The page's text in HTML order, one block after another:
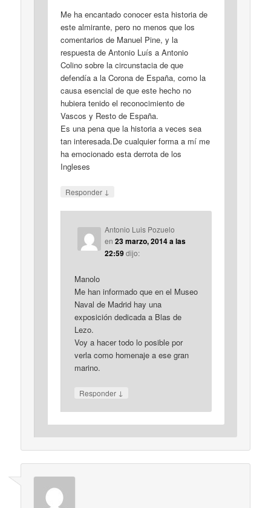
Me ha encantado conocer esta historia de
este almirante, pero no menos que los
comentarios de Manuel Pine, y la
respuesta de Antonio Luís a Antonio
Colino sobre la circunstacia de que
defendía a la Corona de España, como la
causa esencial de que este hecho no
hubiera tenido el reconocimiento de
Vascos y Resto de España.
Es una pena que la historia a veces sea
tan interesada.De cualquier forma a mí me
ha emocionado esta derrota de los
Ingleses
Responder ↓
Antonio Luis Pozuelo
en 23 marzo, 2014 a las
22:59 dijo:
Manolo
Me han informado que en el Museo
Naval de Madrid hay una
exposición dedicada a Blas de
Lezo.
Voy a hacer todo lo posible por
verla como homenaje a ese gran
marino.
Responder ↓